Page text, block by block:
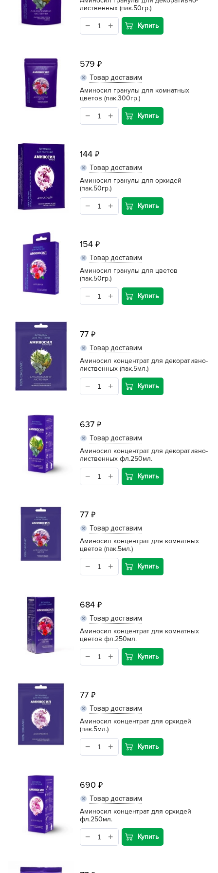
лиственных (пак.50гр.)
Купить
579
Товар доставим
Аминосил гранулы для комнатных
цветов (пак.300гр.)
Купить
144
Товар доставим
Аминосил гранулы для орхидей
(пак.50гр.)
Купить
154
Товар доставим
Аминосил гранулы для цветов
(пак.50гр.)
Купить
77
Товар доставим
Аминосил концентрат для декоративно-
лиственных (пак.5мл.)
Купить
637
Товар доставим
Аминосил концентрат для декоративно-
лиственных фл.250мл.
Купить
77
Товар доставим
Аминосил концентрат для комнатных
цветов (пак.5мл.)
Купить
684
Товар доставим
Аминосил концентрат для комнатных
цветов фл.250мл.
Купить
77
Товар доставим
Аминосил концентрат для орхидей
(пак.5мл.)
Купить
690
Товар доставим
Аминосил концентрат для орхидей
фл.250мл.
Купить